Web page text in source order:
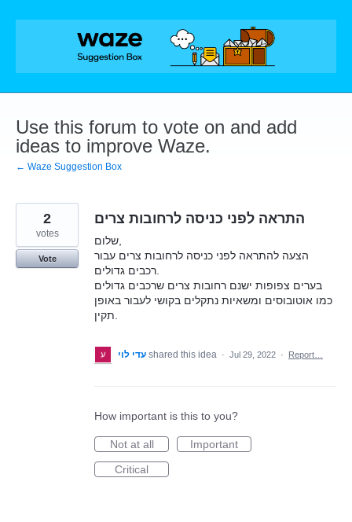
Skip
Use this forum to vote on and add
ideas to improve Waze.
← Waze Suggestion Box
התראה לפני כניסה לרחובות צרים
הצעה להתראה לפני כניסה לרחובות צרים עבור
בערים צפופות ישנם רחובות צרים שרכבים גדולים
כמו אוטובוסים ומשאיות נתקלים בקושי לעבור באופן
2
votes
Vote
עדי לוי shared this idea · Jul 29, 2022 · Report…
How important is this to you?
Not at all
Important
Critical